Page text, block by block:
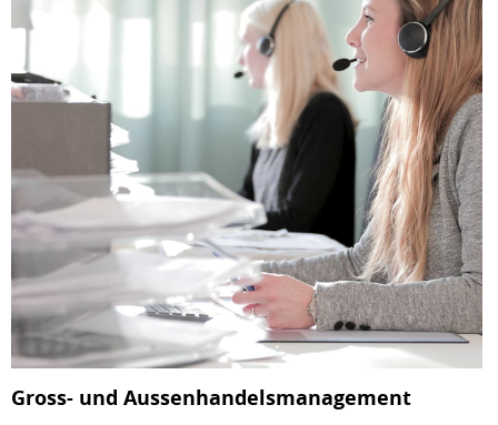
Gross- und Aussenhandelsmanagement